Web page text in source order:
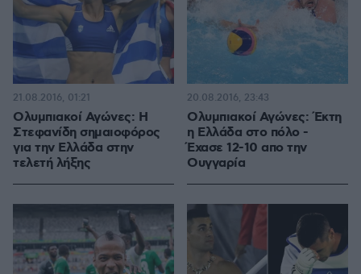
Ολυμπιακοί Αγώνες: Η
Στεφανίδη σημαιοφόρος
για την Ελλάδα στην
τελετή λήξης
21.08.2016, 01:21
Ολυμπιακοί Αγώνες: Έκτη
η Ελλάδα στο πόλο -
Έχασε 12-10 απο την
Ουγγαρία
20.08.2016, 23:43